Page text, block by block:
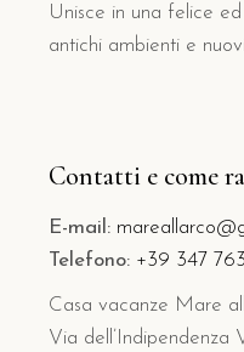
Unisce in una felice
antichi ambienti e
Contatti e come
E-mail:
Telefono: +39 347
Casa vacanze Mare
Via dell’Indipendenza